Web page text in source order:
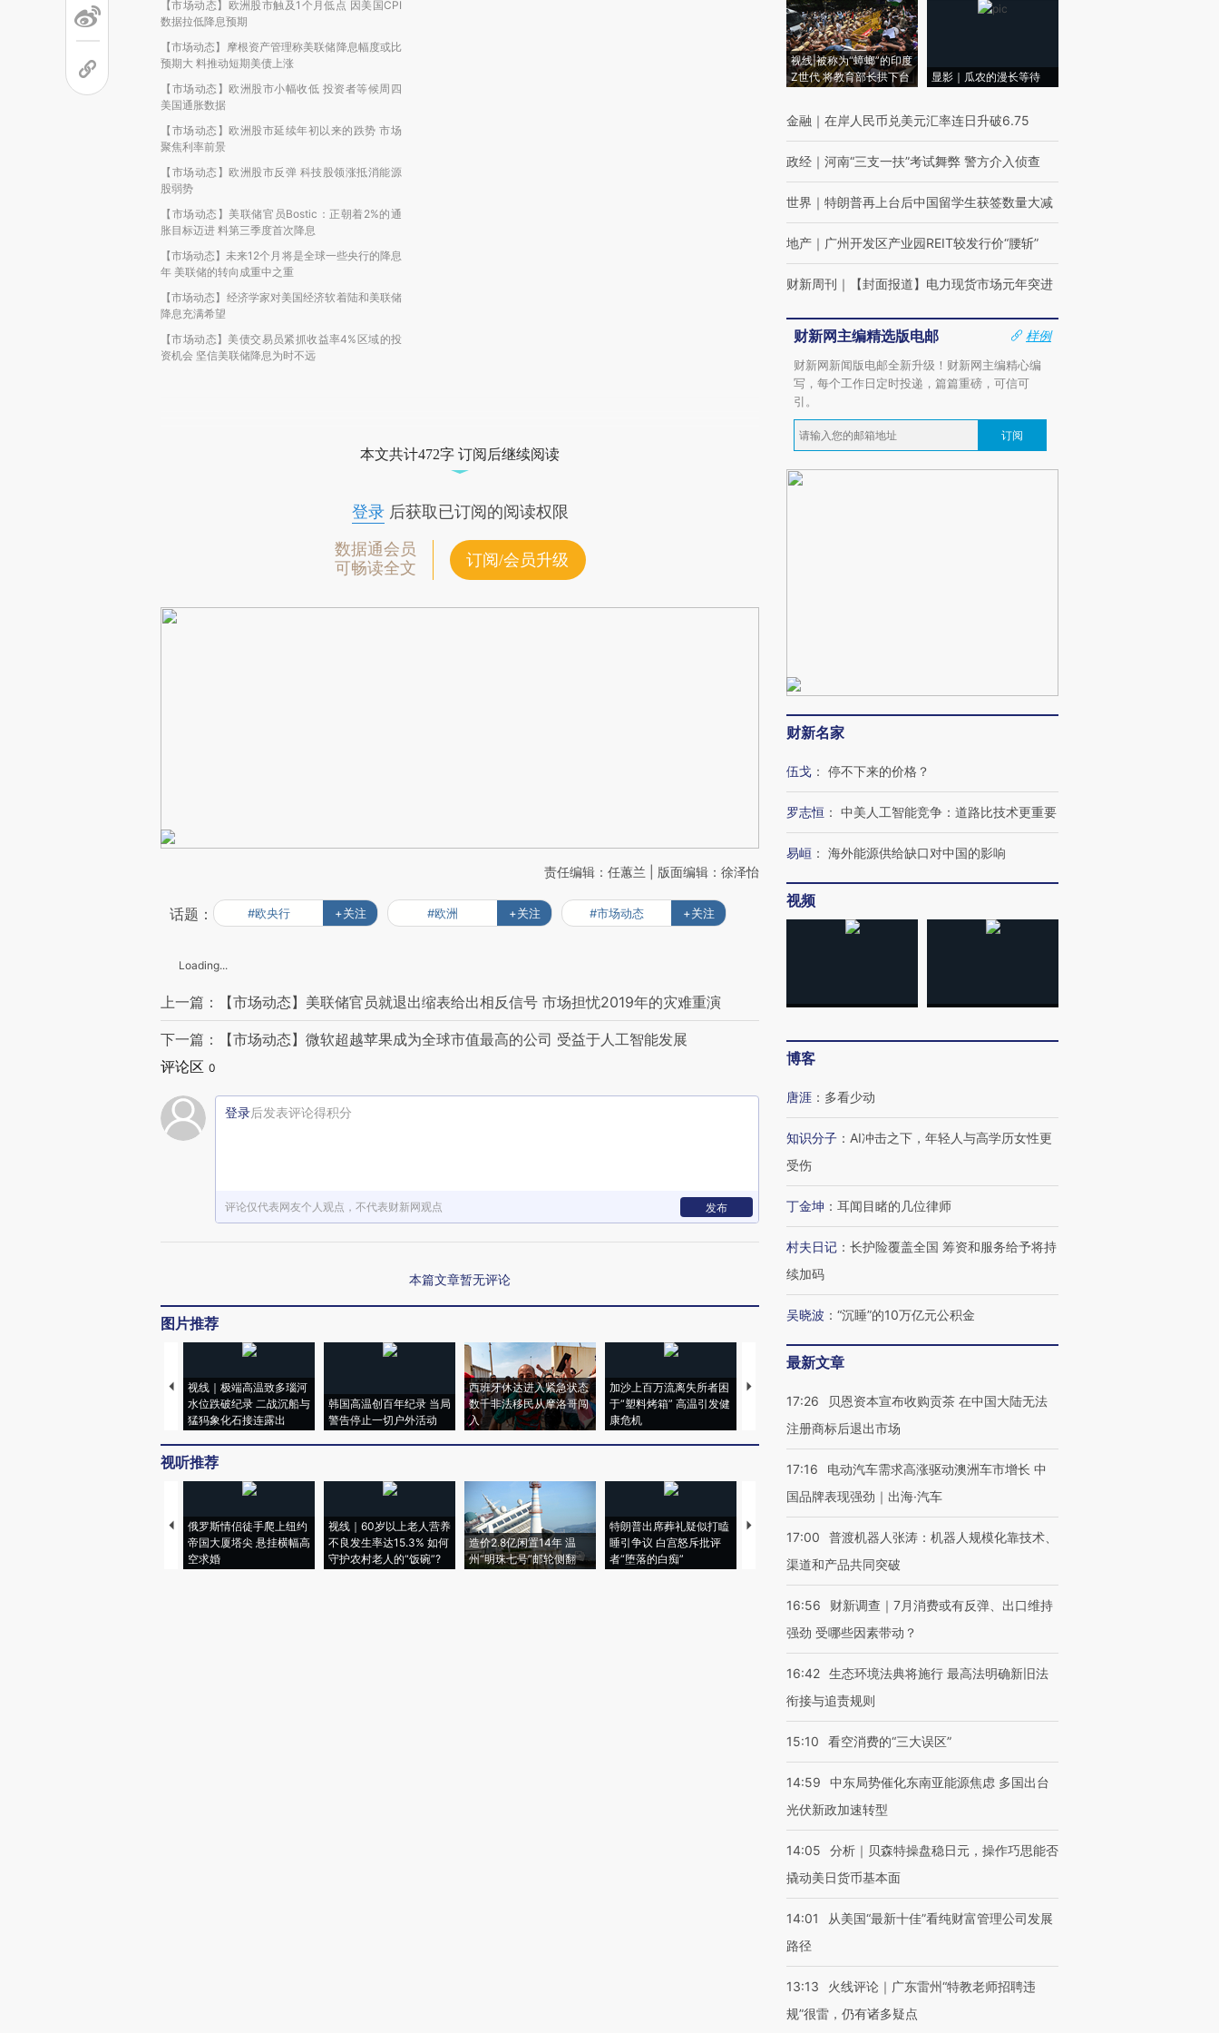
【市场动态】欧洲股市触及1个月低点 因美国CPI
数据拉低降息预期
【市场动态】摩根资产管理称美联储降息幅度或比
预期大 料推动短期美债上涨
【市场动态】欧洲股市小幅收低 投资者等候周四
美国通胀数据
【市场动态】欧洲股市延续年初以来的跌势 市场
聚焦利率前景
【市场动态】欧洲股市反弹 科技股领涨抵消能源
股弱势
【市场动态】美联储官员Bostic：正朝着2%的通
胀目标迈进 料第三季度首次降息
【市场动态】未来12个月将是全球一些央行的降息
年 美联储的转向成重中之重
【市场动态】经济学家对美国经济软着陆和美联储
降息充满希望
【市场动态】美债交易员紧抓收益率4%区域的投
资机会 坚信美联储降息为时不远
本文共计472字 订阅后继续阅读
登录后获取已订阅的阅读权限
数据通会员
可畅读全文
订阅/会员升级
责任编辑：任蕙兰 | 版面编辑：徐泽怡
话题： #欧央行 +关注 #欧洲 +关注 #市场动态 +关注
Loading...
上一篇：【市场动态】美联储官员就退出缩表给出相反信号 市场担忧2019年的灾难重演
下一篇：【市场动态】微软超越苹果成为全球市值最高的公司 受益于人工智能发展
评论区 0
登录后发表评论得积分
评论仅代表网友个人观点，不代表财新网观点 发布
本篇文章暂无评论
图片推荐
视线｜极端高温致多瑙河
水位跌破纪录 二战沉船与
猛犸象化石接连露出
韩国高温创百年纪录 当局
警告停止一切户外活动
西班牙休达进入紧急状态
数千非法移民从摩洛哥闯
入
加沙上百万流离失所者困
于“塑料烤箱” 高温引发健
康危机
马航飞行员跨国走私7万
粒摇头丸 尿检体内含3种
术：是什么让中产们甘
心“花钱找虐”？
泽连斯基密集出访美英 索
视听推荐
俄罗斯情侣徒手爬上纽约
帝国大厦塔尖 悬挂横幅高
空求婚
视线｜60岁以上老人营养
不良发生率达15.3% 如何
守护农村老人的“饭碗”?
造价2.8亿闲置14年 温
州“明珠七号”邮轮侧翻
特朗普出席葬礼疑似打瞌
睡引争议 白宫怒斥批评
者“堕落的白痴”
视线｜全球最热百城独占
97个 印度如何熬过48°C
38岁梅西上演帽子戏法
阿根廷3-0阿尔及利亚
围棋失利的邓煜 两位菲尔
视线|被称为“蟑螂”的印度
Z世代 将教育部长拱下台
显影｜瓜农的漫长等待
金融 ｜ 在岸人民币兑美元汇率连日升破6.75
政经 ｜ 河南“三支一扶”考试舞弊 警方介入侦查
世界 ｜ 特朗普再上台后中国留学生获签数量大减
地产 ｜ 广州开发区产业园REIT较发行价“腰斩”
财新周刊 ｜ 【封面报道】电力现货市场元年突进
财新网主编精选版电邮
样例
财新网新闻版电邮全新升级！财新网主编精心编
写，每个工作日定时投递，篇篇重磅，可信可
引。
订阅
财新名家
伍戈 ： 停不下来的价格？
罗志恒 ： 中美人工智能竞争：道路比技术更重要
易峘 ： 海外能源供给缺口对中国的影响
视频
博客
唐涯 ： 多看少动
知识分子 ： AI冲击之下，年轻人与高学历女性更
受伤
丁金坤 ： 耳闻目睹的几位律师
村夫日记 ： 长护险覆盖全国 筹资和服务给予将持
续加码
吴晓波 ： “沉睡”的10万亿元公积金
最新文章
17:26
贝恩资本宣布收购贡茶 在中国大陆无法
注册商标后退出市场
17:16
电动汽车需求高涨驱动澳洲车市增长 中
国品牌表现强劲｜出海·汽车
17:00
普渡机器人张涛：机器人规模化靠技术、
渠道和产品共同突破
16:56
财新调查｜7月消费或有反弹、出口维持
强劲 受哪些因素带动？
16:42 生态环境法典将施行 最高法明确新旧法
衔接与追责规则
15:10 看空消费的“三大误区”
14:59
中东局势催化东南亚能源焦虑 多国出台
光伏新政加速转型
14:05
分析｜贝森特操盘稳日元，操作巧思能否
撬动美日货币基本面
14:01
从美国“最新十佳”看纯财富管理公司发展
路径
13:13
火线评论｜广东雷州“特教老师招聘违
规”很雷，仍有诸多疑点